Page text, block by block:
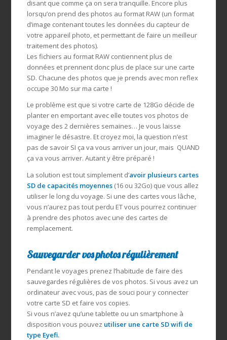
disant que comme ça on sera tranquille. Encore plus
lorsqu’on prend des photos au format RAW (un format
d’image contenant toutes les données du capteur de
votre appareil photo, et permettant de faire un meilleur
traitement des photos).
Les fichiers au format RAW contiennent plus de
données et prennent donc plus de place sur une carte
SD. Chacune des photos que je prends avec mon reflex
occupe 30 Mo sur ma carte !
Le problème est que si votre carte de 128Go décide de
planter en emportant avec elle toutes vos photos de
voyage des 2 dernières semaines… Je vous laisse
imaginer le désastre. Et croyez moi, la question n’est
pas de savoir SI ça va vous arriver un jour, mais QUAND
ça va vous arriver. Autant y être préparé !
La solution est tout simplement d’avoir plusieurs cartes
SD de capacités moyennes(16 ou 32Go) que vous allez
utiliser le long du voyage. Si une des cartes vous lâche,
vous n’aurez pas tout perdu ET vous pourrez continuer
à prendre des photos avec une des cartes de
remplacement.
Sauvegarder vos photos régulièrement
Pendant le voyages prenez l’habitude de faire des
sauvegardes régulières de vos photos. Si vous avez un
ordinateur avec vous, pas de souci pour y connecter
votre carte SD et faire vos copies.
Si vous n’avez qu’une tablette ou un smartphone à
disposition vous pouvez utiliser une carte SD wifi de
type Eyefi.